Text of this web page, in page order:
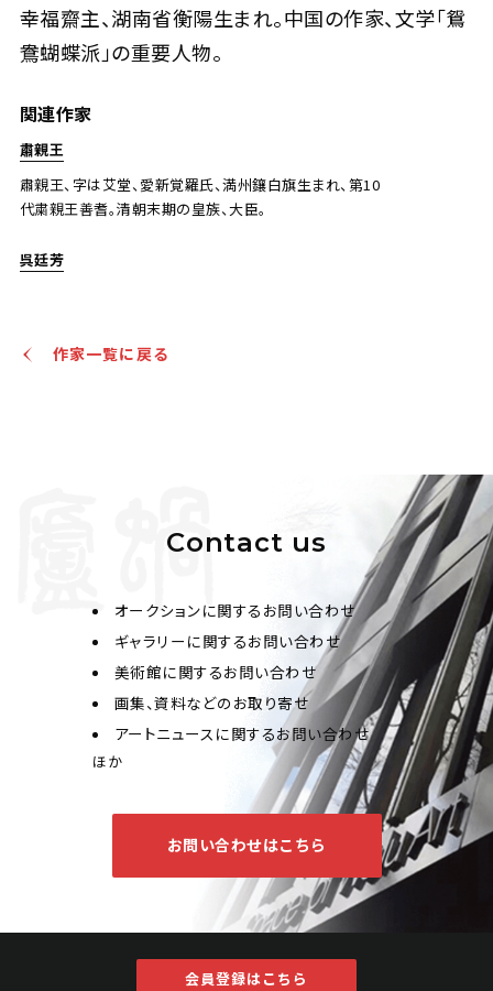
幸福齋主、湖南省衡陽生まれ。中国の作家、文学「鴛
鴦蝴蝶派」の重要人物。
関連作家
肅親王
肅親王、字は艾堂、愛新覚羅氏、満州鑲白旗生まれ、第10
代粛親王善耆。清朝末期の皇族、大臣。
呉廷芳
主催 Jo's Auction
開催 2023/12/13
JPY 10,000 - 30,000
結果
公開終了
呉廷芳、何海鳴 隸書"文行忠信"、行書"生龍活虎"
2023/04/25
予想価格
JPY 10,000 - 30,000
公開終了
作家一覧に戻る
Contact us
オークションに関するお問い合わせ
ギャラリーに関するお問い合わせ
美術館に関するお問い合わせ
画集、資料などのお取り寄せ
アートニュースに関するお問い合わせ
ほか
お問い合わせはこちら
会員登録はこちら